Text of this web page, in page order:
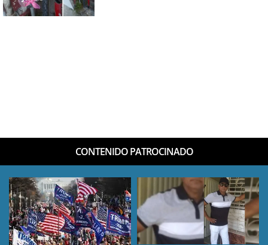
CONTENIDO PATROCINADO